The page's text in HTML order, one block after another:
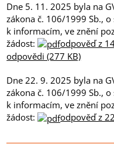
Dne 5. 11. 2025 byla na
zákona č. 106/1999 Sb.,
k informacím, ve znění
žádost:
odpověď z
odpovědi (277 KB)
Dne 22. 9. 2025 byla na
zákona č. 106/1999 Sb.,
k informacím, ve znění
žádost:
odpověď z